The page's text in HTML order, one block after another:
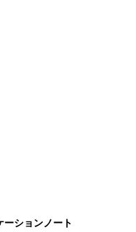
ーションノート